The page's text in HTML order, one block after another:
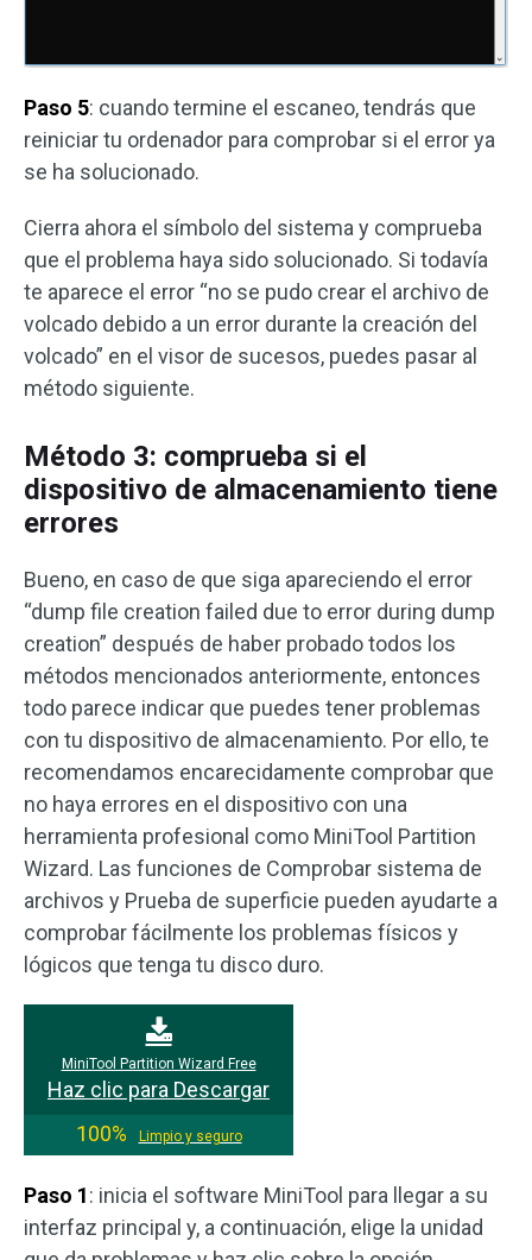
Paso 5: cuando termine el escaneo, tendrás que
reiniciar tu ordenador para comprobar si el error ya
se ha solucionado.
Cierra ahora el símbolo del sistema y comprueba
que el problema haya sido solucionado. Si todavía
te aparece el error “no se pudo crear el archivo de
volcado debido a un error durante la creación del
volcado” en el visor de sucesos, puedes pasar al
método siguiente.
Método 3: comprueba si el
dispositivo de almacenamiento tiene
errores
Bueno, en caso de que siga apareciendo el error
“dump file creation failed due to error during dump
creation” después de haber probado todos los
métodos mencionados anteriormente, entonces
todo parece indicar que puedes tener problemas
con tu dispositivo de almacenamiento. Por ello, te
recomendamos encarecidamente comprobar que
no haya errores en el dispositivo con una
herramienta profesional como MiniTool Partition
Wizard. Las funciones de Comprobar sistema de
archivos y Prueba de superficie pueden ayudarte a
comprobar fácilmente los problemas físicos y
lógicos que tenga tu disco duro.
MiniTool Partition Wizard Free
Haz clic para Descargar
100%
Limpio y seguro
Paso 1: inicia el software MiniTool para llegar a su
interfaz principal y, a continuación, elige la unidad